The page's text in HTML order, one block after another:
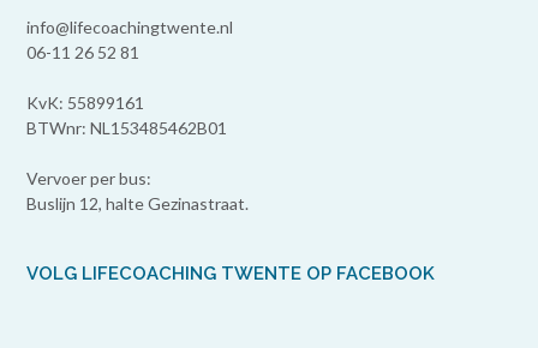
info@lifecoachingtwente.nl
06-11 26 52 81
KvK: 55899161
BTWnr: NL153485462B01
Vervoer per bus:
Buslijn 12, halte Gezinastraat.
VOLG LIFECOACHING TWENTE OP FACEBOOK